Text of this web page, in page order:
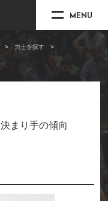
MENU
力士を探す
決まり手の傾向